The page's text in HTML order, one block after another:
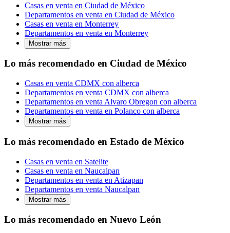
Casas en venta en Ciudad de México
Departamentos en venta en Ciudad de México
Casas en venta en Monterrey
Departamentos en venta en Monterrey
Mostrar más
Lo más recomendado en Ciudad de México
Casas en venta CDMX con alberca
Departamentos en venta CDMX con alberca
Departamentos en venta Alvaro Obregon con alberca
Departamentos en venta en Polanco con alberca
Mostrar más
Lo más recomendado en Estado de México
Casas en venta en Satelite
Casas en venta en Naucalpan
Departamentos en venta en Atizapan
Departamentos en venta Naucalpan
Mostrar más
Lo más recomendado en Nuevo León